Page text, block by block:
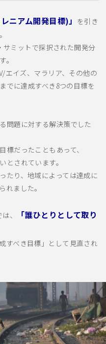
レニアム開発目標)」 を引き
サミットで採択された開発分
。
エイズ、マラリア、その他の
でに達成すべき8つの目標を
問題に対する解決策でした
標だったこともあって、
とされています。
たり、地域によっては達成に
れました。
、
「誰ひとりとして取り
すべき目標」として見直され